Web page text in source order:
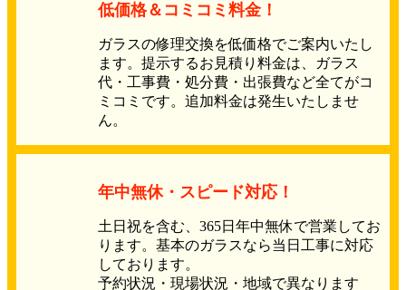
低価格＆コミコミ料金！
ガラスの修理交換を低価格でご案内いたし
ます。提示するお見積り料金は、ガラス
代・工事費・処分費・出張費など全てがコ
ミコミです。追加料金は発生いたしませ
ん。
年中無休・スピード対応！
土日祝を含む、365日年中無休で営業してお
ります。基本のガラスなら当日工事に対応
しております。
予約状況・現場状況・地域で異なります